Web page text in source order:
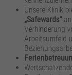
Unsere Klinik
„Safewards“
Verhinderung
Arbeitsumfeld